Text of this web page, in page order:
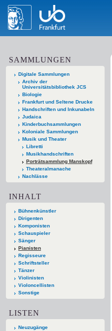
SAMMLUNGEN
Digitale Sammlungen
Archiv der
Universitätsbibliothek JCS
Biologie
Frankfurt und Seltene Drucke
Handschriften und Inkunabeln
Judaica
Kinderbuchsammlungen
Koloniale Sammlungen
Musik und Theater
Libretti
Musikhandschriften
Porträtsammlung Manskopf
Theateralmanache
Nachlässe
INHALT
Bühnenkünstler
Dirigenten
Komponisten
Schauspieler
Sänger
Pianisten
Regisseure
Schriftsteller
Tänzer
Violinisten
Violoncellisten
Sonstige
LISTEN
Neuzugänge